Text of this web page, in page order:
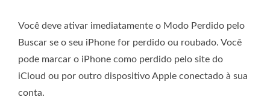
Você deve ativar imediatamente o Modo Perdido pelo
Buscar se o seu iPhone for perdido ou roubado. Você
pode marcar o iPhone como perdido pelo site do
iCloud ou por outro dispositivo Apple conectado à sua
conta.